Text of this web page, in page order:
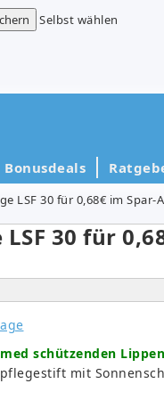
Selbst wählen
Bonusdeals
LSF 30 für 0,68€ im Spar-
30 für
schützenden
mit